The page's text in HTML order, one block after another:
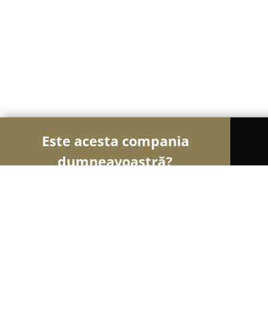
Este acesta compania
dumneavoastră?